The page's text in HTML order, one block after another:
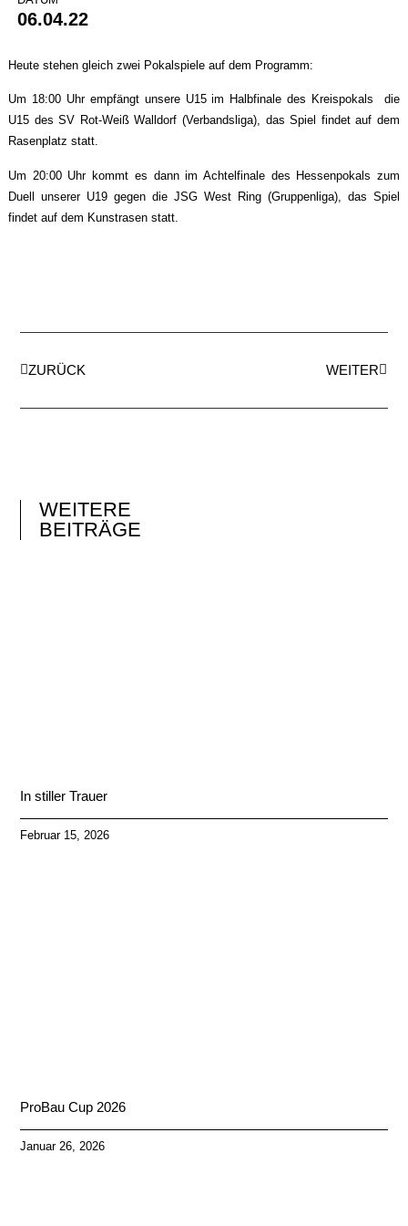
06.04.22
Heute stehen gleich zwei Pokalspiele auf dem Programm:
Um 18:00 Uhr empfängt unsere U15 im Halbfinale des Kreispokals die
U15 des SV Rot-Weiß Walldorf (Verbandsliga), das Spiel findet auf dem
Rasenplatz statt.
Um 20:00 Uhr kommt es dann im Achtelfinale des Hessenpokals zum
Duell unserer U19 gegen die JSG West Ring (Gruppenliga), das Spiel
findet auf dem Kunstrasen statt.
ZURÜCK WEITER
WEITERE
BEITRÄGE
In stiller Trauer
Februar 15, 2026
ProBau Cup 2026
Januar 26, 2026